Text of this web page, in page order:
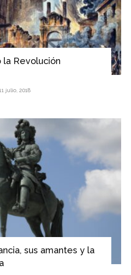
la Revolución
julio, 2018
sus amantes y la